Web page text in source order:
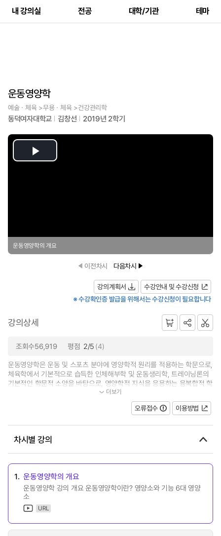
내 강의실 전공 대학/기관 테마
운동영양학
예술ㆍ체육 >무용ㆍ체육 >건강관리학
동덕여자대학교 김창선 2019년 2학기
Play
운동영양학의 개요
이전차시 다음차시
강의계획서
수강안내 및 수강신청
※ 수강확인증 발급을 위해서는 수강신청이 필요합니다
강의상세
조회수56,919 평점 2/5 (4)
운동영양학은 운동 및 스포츠 분야에 영양학적 원리를 적용하는 학문으로,
체육학에서 기본적으로 습득한 인체해부학 및 운동생리학, 트레이닝론의
기본적인 학문적 소양을 바탕으로, 영양학적 지식을 응용하는 융복합적 학
문이다. 따라서 본 교과에서는 인... 더보기
오류접수 이용방법
차시별 강의
1. 운동영양학의 개요
운동영양학 강의 개요 운동영양학이란? 영양소와 기능 6대 영양
소
URL